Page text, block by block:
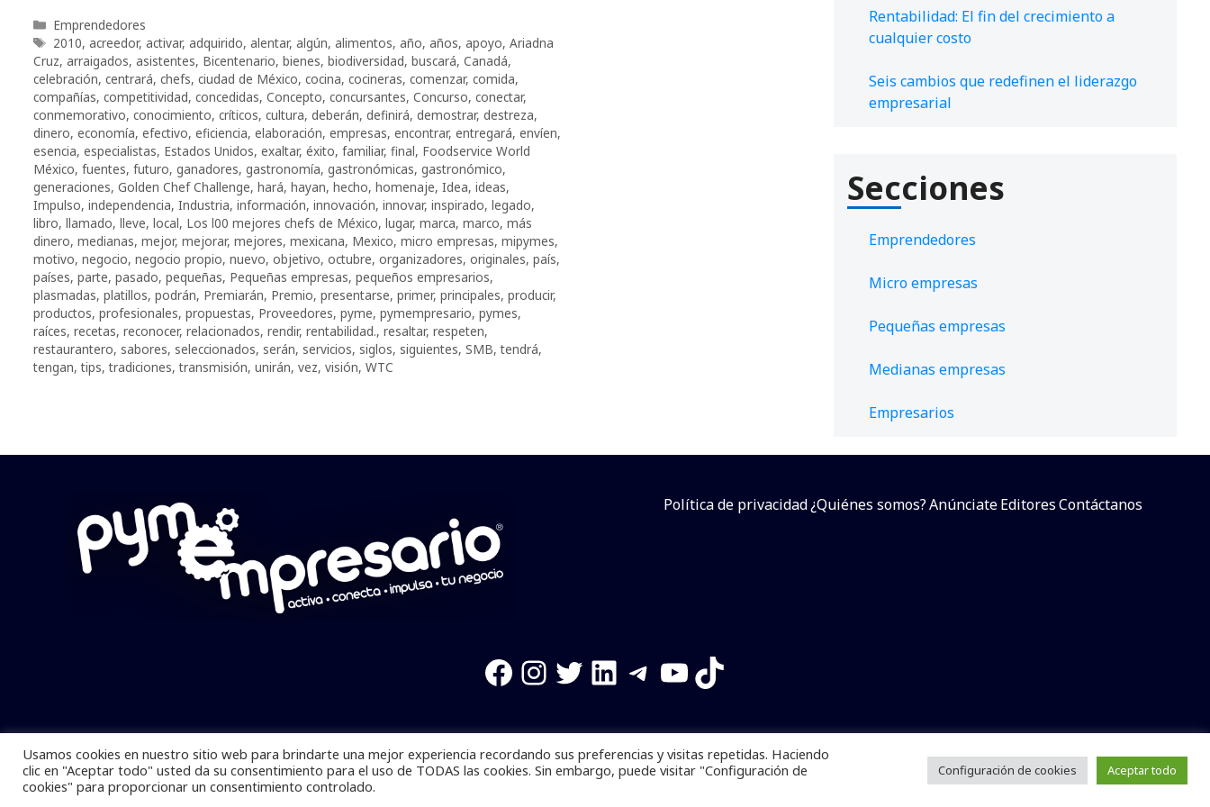
Categorías
Emprendedores
Etiquetas
2010, acreedor, activar, adquirido, alentar, algún, alimentos, año, años, apoyo, Ariadna
Cruz, arraigados, asistentes, Bicentenario, bienes, biodiversidad, buscará, Canadá,
celebración, centrará, chefs, ciudad de México, cocina, cocineras, comenzar, comida,
compañías, competitividad, concedidas, Concepto, concursantes, Concurso, conectar,
conmemorativo, conocimiento, críticos, cultura, deberán, definirá, demostrar, destreza,
dinero, economía, efectivo, eficiencia, elaboración, empresas, encontrar, entregará, envíen,
esencia, especialistas, Estados Unidos, exaltar, éxito, familiar, final, Foodservice World
México, fuentes, futuro, ganadores, gastronomía, gastronómicas, gastronómico,
generaciones, Golden Chef Challenge, hará, hayan, hecho, homenaje, Idea, ideas,
Impulso, independencia, Industria, información, innovación, innovar, inspirado, legado,
libro, llamado, lleve, local, Los l00 mejores chefs de México, lugar, marca, marco, más
dinero, medianas, mejor, mejorar, mejores, mexicana, Mexico, micro empresas, mipymes,
motivo, negocio, negocio propio, nuevo, objetivo, octubre, organizadores, originales, país,
países, parte, pasado, pequeñas, Pequeñas empresas, pequeños empresarios,
plasmadas, platillos, podrán, Premiarán, Premio, presentarse, primer, principales, producir,
productos, profesionales, propuestas, Proveedores, pyme, pymempresario, pymes,
raíces, recetas, reconocer, relacionados, rendir, rentabilidad., resaltar, respeten,
restaurantero, sabores, seleccionados, serán, servicios, siglos, siguientes, SMB,tendrá,
tengan,tips,tradiciones,transmisión, unirán, vez, visión, WTC
Rentabilidad: El fin del crecimiento a
cualquier costo
Seis cambios que redefinen el liderazgo
empresarial
Secciones
Emprendedores
Micro empresas
Pequeñas empresas
Medianas empresas
Empresarios
Política de privacidad¿Quiénes somos?AnúnciateEditoresContáctanos
Facebook
Instagram
Twitter
LinkedIn
Telegram
YouTube
TikTok
Pymempresario © 2025 Todos los derechos reservados. Se prohibe el uso de la información total o parcial sin dar referencia a la fuente.
Desarrollado poryalla ya!
Usamos cookies en nuestro sitio web para brindarte una mejor experiencia recordando sus preferencias y visitas repetidas. Haciendo
clic en "Aceptar todo" usted da su consentimiento para el uso de TODAS las cookies. Sin embargo, puede visitar "Configuración de
cookies" para proporcionar un consentimiento controlado.
Configuración de cookies Aceptar todo